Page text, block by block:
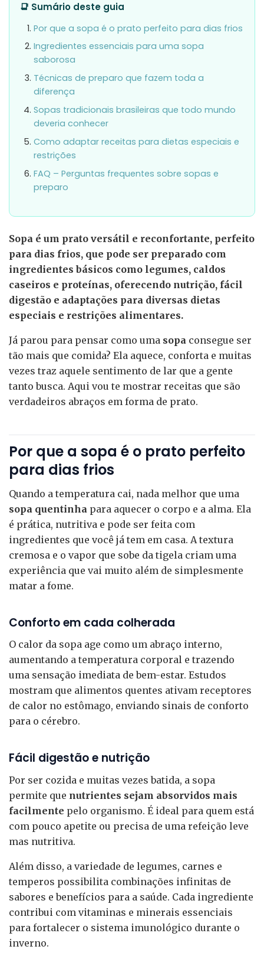
📑 Sumário deste guia
Por que a sopa é o prato perfeito para dias frios
Ingredientes essenciais para uma sopa
saborosa
Técnicas de preparo que fazem toda a
diferença
Sopas tradicionais brasileiras que todo mundo
deveria conhecer
Como adaptar receitas para dietas especiais e
restrições
FAQ – Perguntas frequentes sobre sopas e
preparo
Sopa é um prato versátil e reconfortante, perfeito
para dias frios, que pode ser preparado com
ingredientes básicos como legumes, caldos
caseiros e proteínas, oferecendo nutrição, fácil
digestão e adaptações para diversas dietas
especiais e restrições alimentares.
Já parou para pensar como uma sopa consegue ser
tão mais que comida? Ela aquece, conforta e muitas
vezes traz aquele sentimento de lar que a gente
tanto busca. Aqui vou te mostrar receitas que são
verdadeiros abraços em forma de prato.
Por que a sopa é o prato perfeito
para dias frios
Quando a temperatura cai, nada melhor que uma
sopa quentinha para aquecer o corpo e a alma. Ela
é prática, nutritiva e pode ser feita com
ingredientes que você já tem em casa. A textura
cremosa e o vapor que sobe da tigela criam uma
experiência que vai muito além de simplesmente
matar a fome.
Conforto em cada colherada
O calor da sopa age como um abraço interno,
aumentando a temperatura corporal e trazendo
uma sensação imediata de bem-estar. Estudos
mostram que alimentos quentes ativam receptores
de calor no estômago, enviando sinais de conforto
para o cérebro.
Fácil digestão e nutrição
Por ser cozida e muitas vezes batida, a sopa
permite que nutrientes sejam absorvidos mais
facilmente pelo organismo. É ideal para quem está
com pouco apetite ou precisa de uma refeição leve
mas nutritiva.
Além disso, a variedade de legumes, carnes e
temperos possibilita combinações infinitas de
sabores e benefícios para a saúde. Cada ingrediente
contribui com vitaminas e minerais essenciais
para fortalecer o sistema imunológico durante o
inverno.